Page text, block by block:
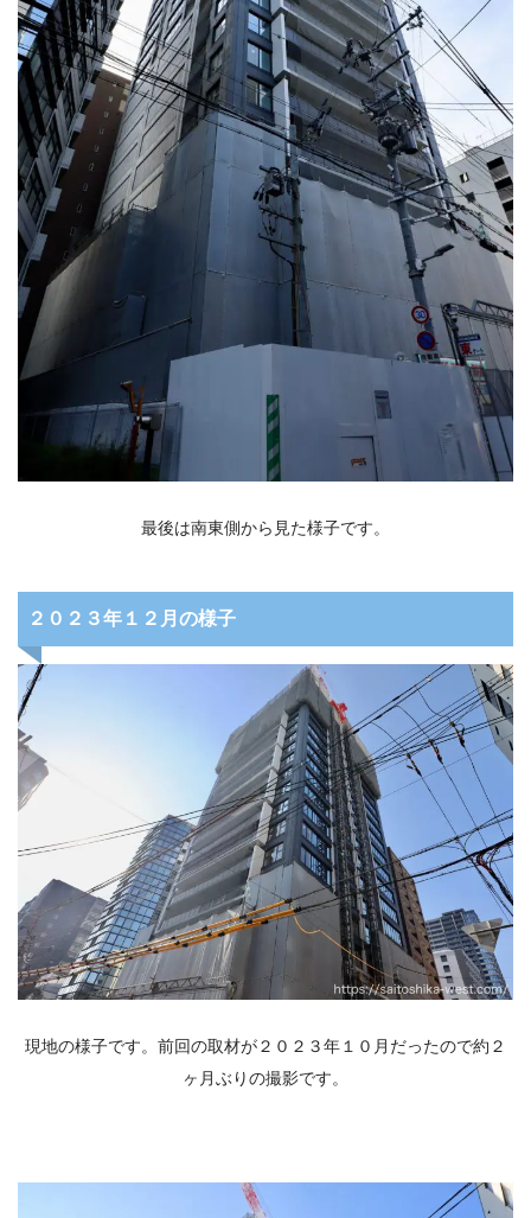
最後は南東側から見た様子です。
２０２３年１２月の様子
現地の様子です。前回の取材が２０２３年１０月だったので約２
ヶ月ぶりの撮影です。